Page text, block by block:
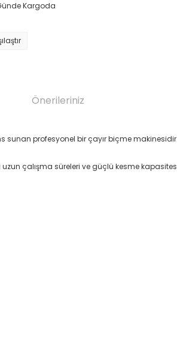
Kargoda
Önerileriniz
profesyonel bir çayır biçme
çalışma süreleri ve güçlü kesme